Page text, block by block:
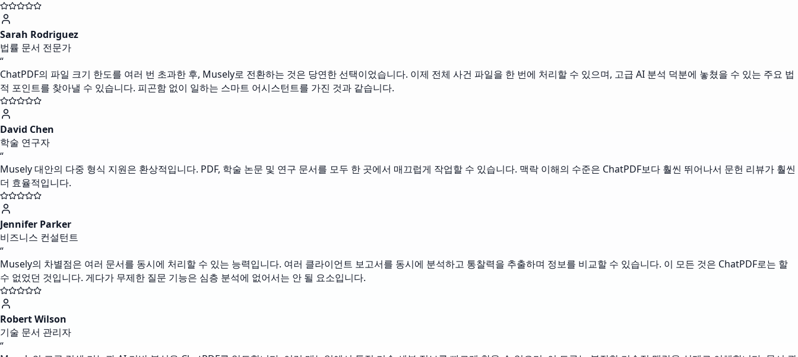
Sarah Rodriguez
법률 문서 전문가
“
ChatPDF의 파일 크기 한도를 여러 번 초과한 후, Musely로 전환하는 것은 당연한 선택이었습니다. 이제 전체 사건 파일을 한 번에 처리할 수 있으며, 고급 AI 분석 덕분에 놓쳤을 수 있는 주요 법
적 포인트를 찾아낼 수 있습니다. 피곤함 없이 일하는 스마트 어시스턴트를 가진 것과 같습니다.
David Chen
학술 연구자
“
Musely 대안의 다중 형식 지원은 환상적입니다. PDF, 학술 논문 및 연구 문서를 모두 한 곳에서 매끄럽게 작업할 수 있습니다. 맥락 이해의 수준은 ChatPDF보다 훨씬 뛰어나서 문헌 리뷰가 훨씬
더 효율적입니다.
Jennifer Parker
비즈니스 컨설턴트
“
Musely의 차별점은 여러 문서를 동시에 처리할 수 있는 능력입니다. 여러 클라이언트 보고서를 동시에 분석하고 통찰력을 추출하며 정보를 비교할 수 있습니다. 이 모든 것은 ChatPDF로는 할
수 없었던 것입니다. 게다가 무제한 질문 기능은 심층 분석에 없어서는 안 될 요소입니다.
Robert Wilson
기술 문서 관리자
“